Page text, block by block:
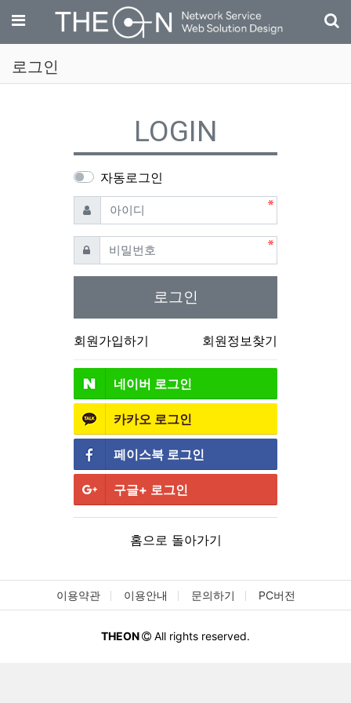
메뉴
로그인
LOGIN
자동로그인
아이디 필수
비밀번호필수
로그인
회원가입하기 회원정보찾기
네이버 로그인
카카오 로그인
페이스북 로그인
구글+ 로그인
홈으로 돌아가기
이용약관 이용안내 문의하기 PC버전
THEON All rights reserved.